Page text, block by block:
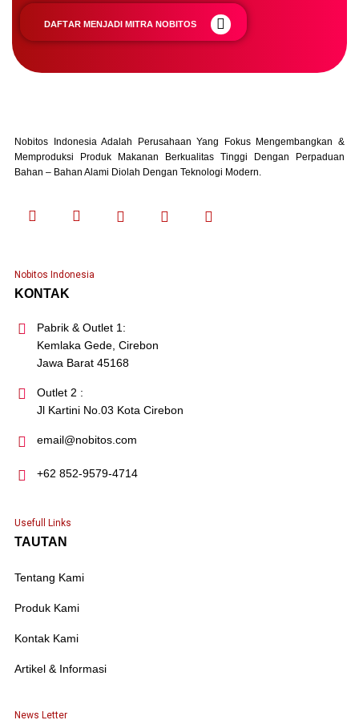
DAFTAR MENJADI MITRA NOBITOS
Nobitos Indonesia Adalah Perusahaan Yang Fokus Mengembangkan &
Memproduksi Produk Makanan Berkualitas Tinggi Dengan Perpaduan
Bahan – Bahan Alami Diolah Dengan Teknologi Modern.
Nobitos Indonesia
KONTAK
Pabrik & Outlet 1:
Kemlaka Gede, Cirebon
Jawa Barat 45168
Outlet 2 :
Jl Kartini No.03 Kota Cirebon
email@nobitos.com
+62 852-9579-4714
Usefull Links
TAUTAN
Tentang Kami
Produk Kami
Kontak Kami
Artikel & Informasi
News Letter